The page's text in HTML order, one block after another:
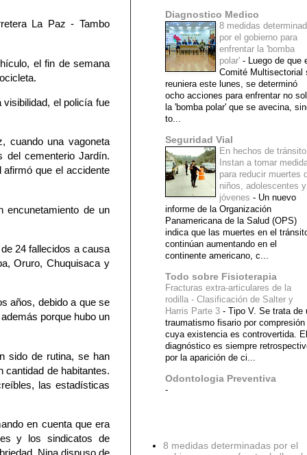
La Paz - Tambo
el fin de semana
el policía fue
cuando una vagoneta
del cementerio Jardín.
que el accidente
encunetamiento de un
24 fallecidos a causa
Oruro, Chuquisaca y
años, debido a que se
porque hubo un
sido de rutina, se han
cantidad de habitantes.
las estadísticas
en cuenta que era
y los sindicatos de
Diagnostico Medico
8 medidas
por el gobierno para
enfrentar la 'bomba
polar' - Luego de que
Comité Multisectorial
reuniera este lunes, se determinó
ocho acciones para enfrentar no
la 'bomba polar' que se avecina,
to...
Seguridad Vial
En hechos de tránsito
Instan a tomar
para reducir muertes
niños, adolescentes y
jóvenes - Un nuevo
informe de la Organización
Panamericana de la Salud (OPS)
indica que las muertes en el
continúan aumentando en el
continente americano, c...
Todo sobre Fisioterapia
Fracturas extra-articulares de la
rodilla - Clasificación de Salter y
Harris Parte 3 - Tipo V. Se trata de
traumatismo fisario por compresión
cuya existencia es controvertida. El
diagnóstico es siempre
por la aparición de ci...
Odontologia Preventiva
-
8 medidas determinadas por el